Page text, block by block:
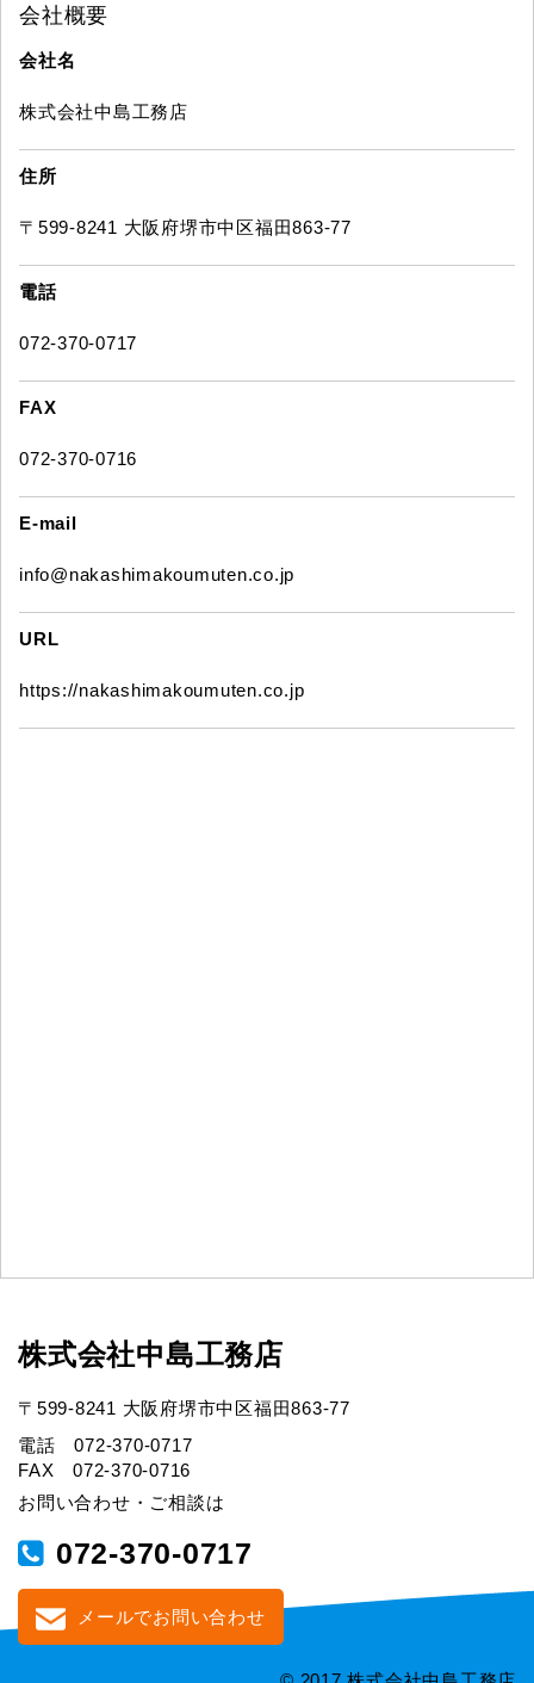
会社概要
会社名
株式会社中島工務店
住所
〒599-8241 大阪府堺市中区福田863-77
電話
072-370-0717
FAX
072-370-0716
E-mail
info@nakashimakoumuten.co.jp
URL
https://nakashimakoumuten.co.jp
株式会社中島工務店
〒599-8241 大阪府堺市中区福田863-77
電話 072-370-0717
FAX 072-370-0716
お問い合わせ・ご相談は
072-370-0717
メールでお問い合わせ